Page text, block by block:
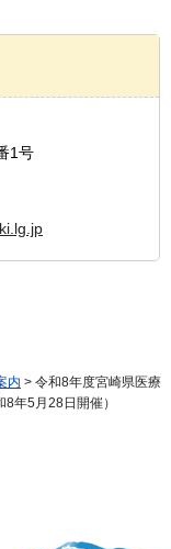
1号
内 > 令和8年度宮崎県医療
年5月28日開催）